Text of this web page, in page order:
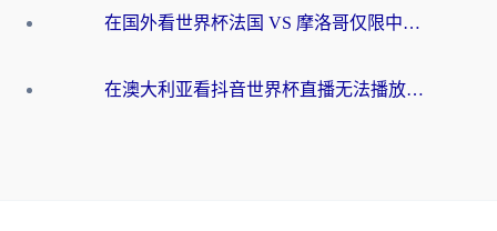
在国外看世界杯法国 VS 摩洛哥仅限中国大陆？别让地域限制拦下你的欢呼
在澳大利亚看抖音世界杯直播无法播放？海外党体育观赛终极指南来了！